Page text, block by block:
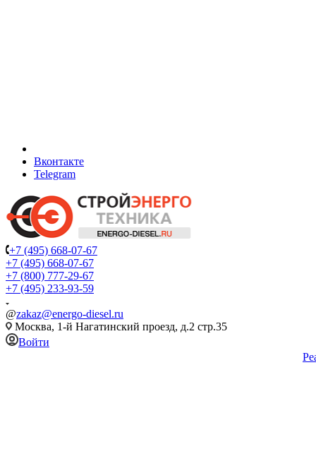
Вконтакте
Telegram
+7 (495) 668-07-67
+7 (495) 668-07-67
+7 (800) 777-29-67
+7 (495) 233-93-59
@zakaz@energo-diesel.ru
Москва, 1-й Нагатинский проезд, д.2 стр.35
Войти